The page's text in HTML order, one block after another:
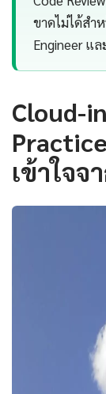
ขาดไม่ได้สำ
Engineer แล
Cloud-
เข้าใจ